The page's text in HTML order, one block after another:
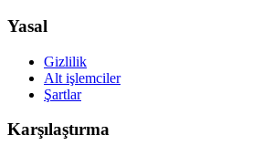
Yasal
Gizlilik
Alt işlemciler
Şartlar
Karşılaştırma